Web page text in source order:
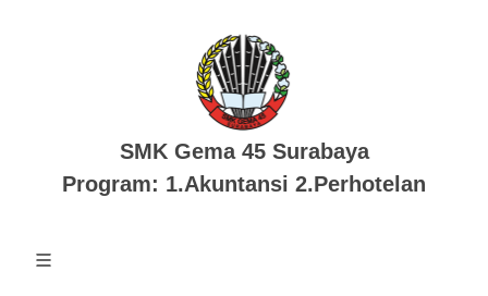
SMK Gema 45 Surabaya
Program: 1.Akuntansi 2.Perhotelan